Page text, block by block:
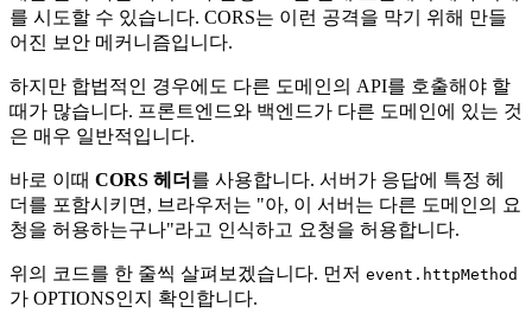
를 시도할 수 있습니다. CORS는 이런 공격을 막기 위해 만들
어진 보안 메커니즘입니다.
하지만 합법적인 경우에도 다른 도메인의 API를 호출해야 할
때가 많습니다. 프론트엔드와 백엔드가 다른 도메인에 있는 것
은 매우 일반적입니다.
바로 이때 CORS 헤더 를 사용합니다. 서버가 응답에 특정 헤
더를 포함시키면, 브라우저는 "아, 이 서버는 다른 도메인의 요
청을 허용하는구나"라고 인식하고 요청을 허용합니다.
위의 코드를 한 줄씩 살펴보겠습니다. 먼저 event.httpMethod
가 OPTIONS인지 확인합니다.